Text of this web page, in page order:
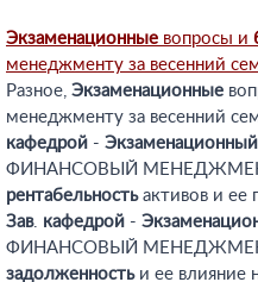
Экзаменационные вопросы и
менеджменту за весенний
Разное, Экзаменационные
менеджменту за весенний
кафедрой - Экзаменационный
ФИНАНСОВЫЙ
рентабельностьактивов и ее
Зав. кафедрой -
ФИНАНСОВЫЙ
задолженностьи ее влияние